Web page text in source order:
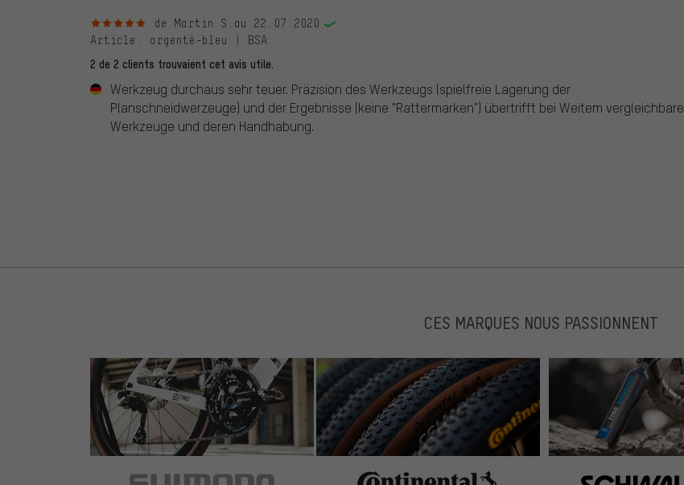
5 sur 5 étoilesde Martin S. au 22.07.2020
Article : argenté-bleu | BSA
2 de 2 clients trouvaient cet avis utile.
Werkzeug durchaus sehr teuer. Präzision des Werkzeugs (spielfreie Lagerung der
Planschneidwerzeuge) und der Ergebnisse (keine "Rattermarken") übertrifft bei Weitem vergleichbare
Werkzeuge und deren Handhabung.
CES MARQUES NOUS PASSIONNENT